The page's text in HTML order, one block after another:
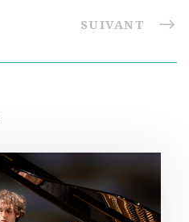
SUIVANT